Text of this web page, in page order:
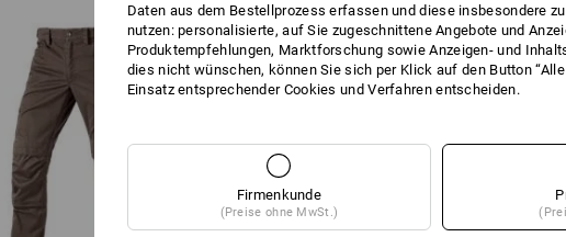
Bundhose e.s.motion ten
Daten aus dem Bestellprozess erfassen und diese insbesondere
nutzen: personalisierte, auf Sie zugeschnittene Angebote und
Produktempfehlungen, Marktforschung sowie Anzeigen- und
dies nicht wünschen, können Sie sich per Klick auf den Button
Einsatz entsprechender Cookies und Verfahren entscheiden.
Firmenkunde
(Preise ohne MwSt.)